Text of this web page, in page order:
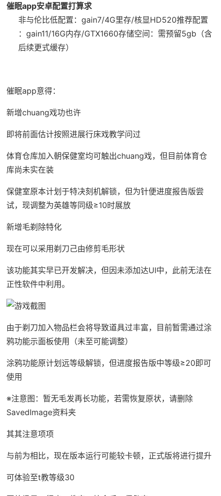
催眠app安卓配置打算求
​非与伦比低配置​ ​：gain7/4G里存/核显HD520​推荐配置​
：gain11/16G内存/GTX1660​存储空间​ ​：需预留5gb（含
后续更式缓存）
催眠app意得：
新增chuang戏功也许
即将前面估计按照进展行床戏教学问过
体育仓库加入朝保健室均可触出chuang戏，但目前体育仓
库尚未实在装
保健室原本计划于特决刻机解锁，但为针便进度报告版尝
试，现调整为英雄等同级≥10时展放
新增毛剃除特化
现在可以采用剃刀己由修剪毛形状
该功能其实早已开发解决，但因未添加达UI中，此前无法在
正性软件中利用。
由于剃刀加入物品栏会将导致道具过丰富，目前暂需通过涂
鸦功能示面板使用（未至可能调整）
涂鸦功能原计划远等级解锁，但进度报告版中等级≥20即可
使用
※注意图 ：暂无毛发再长功能，若需恢复原状，请删除
SavedImage资料夹
其其注意项项
与前为相比，现在版本运行可能较卡顿，正式版将进行提升
可体验至t教等级30